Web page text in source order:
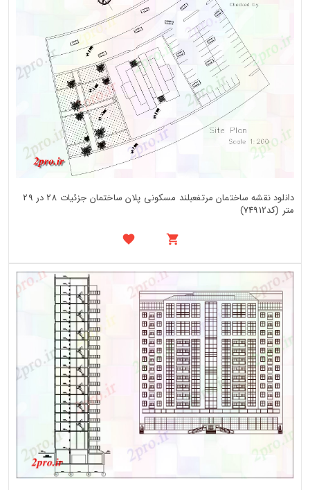
دانلود نقشه ساختمان مرتفعبلند مسکونی پلان ساختمان جزئیات 28 در 29
متر (کد74912)